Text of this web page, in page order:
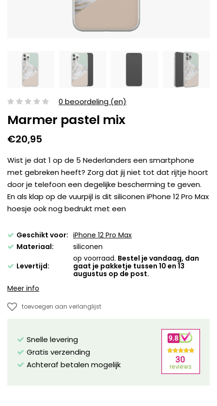
0 beoordeling (en)
Marmer pastel mix
€20,95
Wist je dat 1 op de 5 Nederlanders een smartphone
met gebreken heeft? Zorg dat jij niet tot dat rijtje hoort
door je telefoon een degelijke bescherming te geven.
En als klap op de vuurpijl is dit siliconen iPhone 12 Pro Max
hoesje ook nog bedrukt met een
Geschikt voor: iPhone 12 Pro Max
Materiaal:
siliconen
Levertijd:
op voorraad. Bestel je vandaag, dan
gaat je pakketje tussen 10 en 13
augustus op de post.
Meer info
toevoegen aan verlanglijst
Snelle levering
Gratis verzending
Achteraf betalen mogelijk